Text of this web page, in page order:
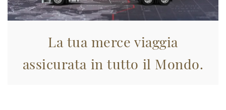
La tua merce viaggia
assicurata in tutto il Mondo.